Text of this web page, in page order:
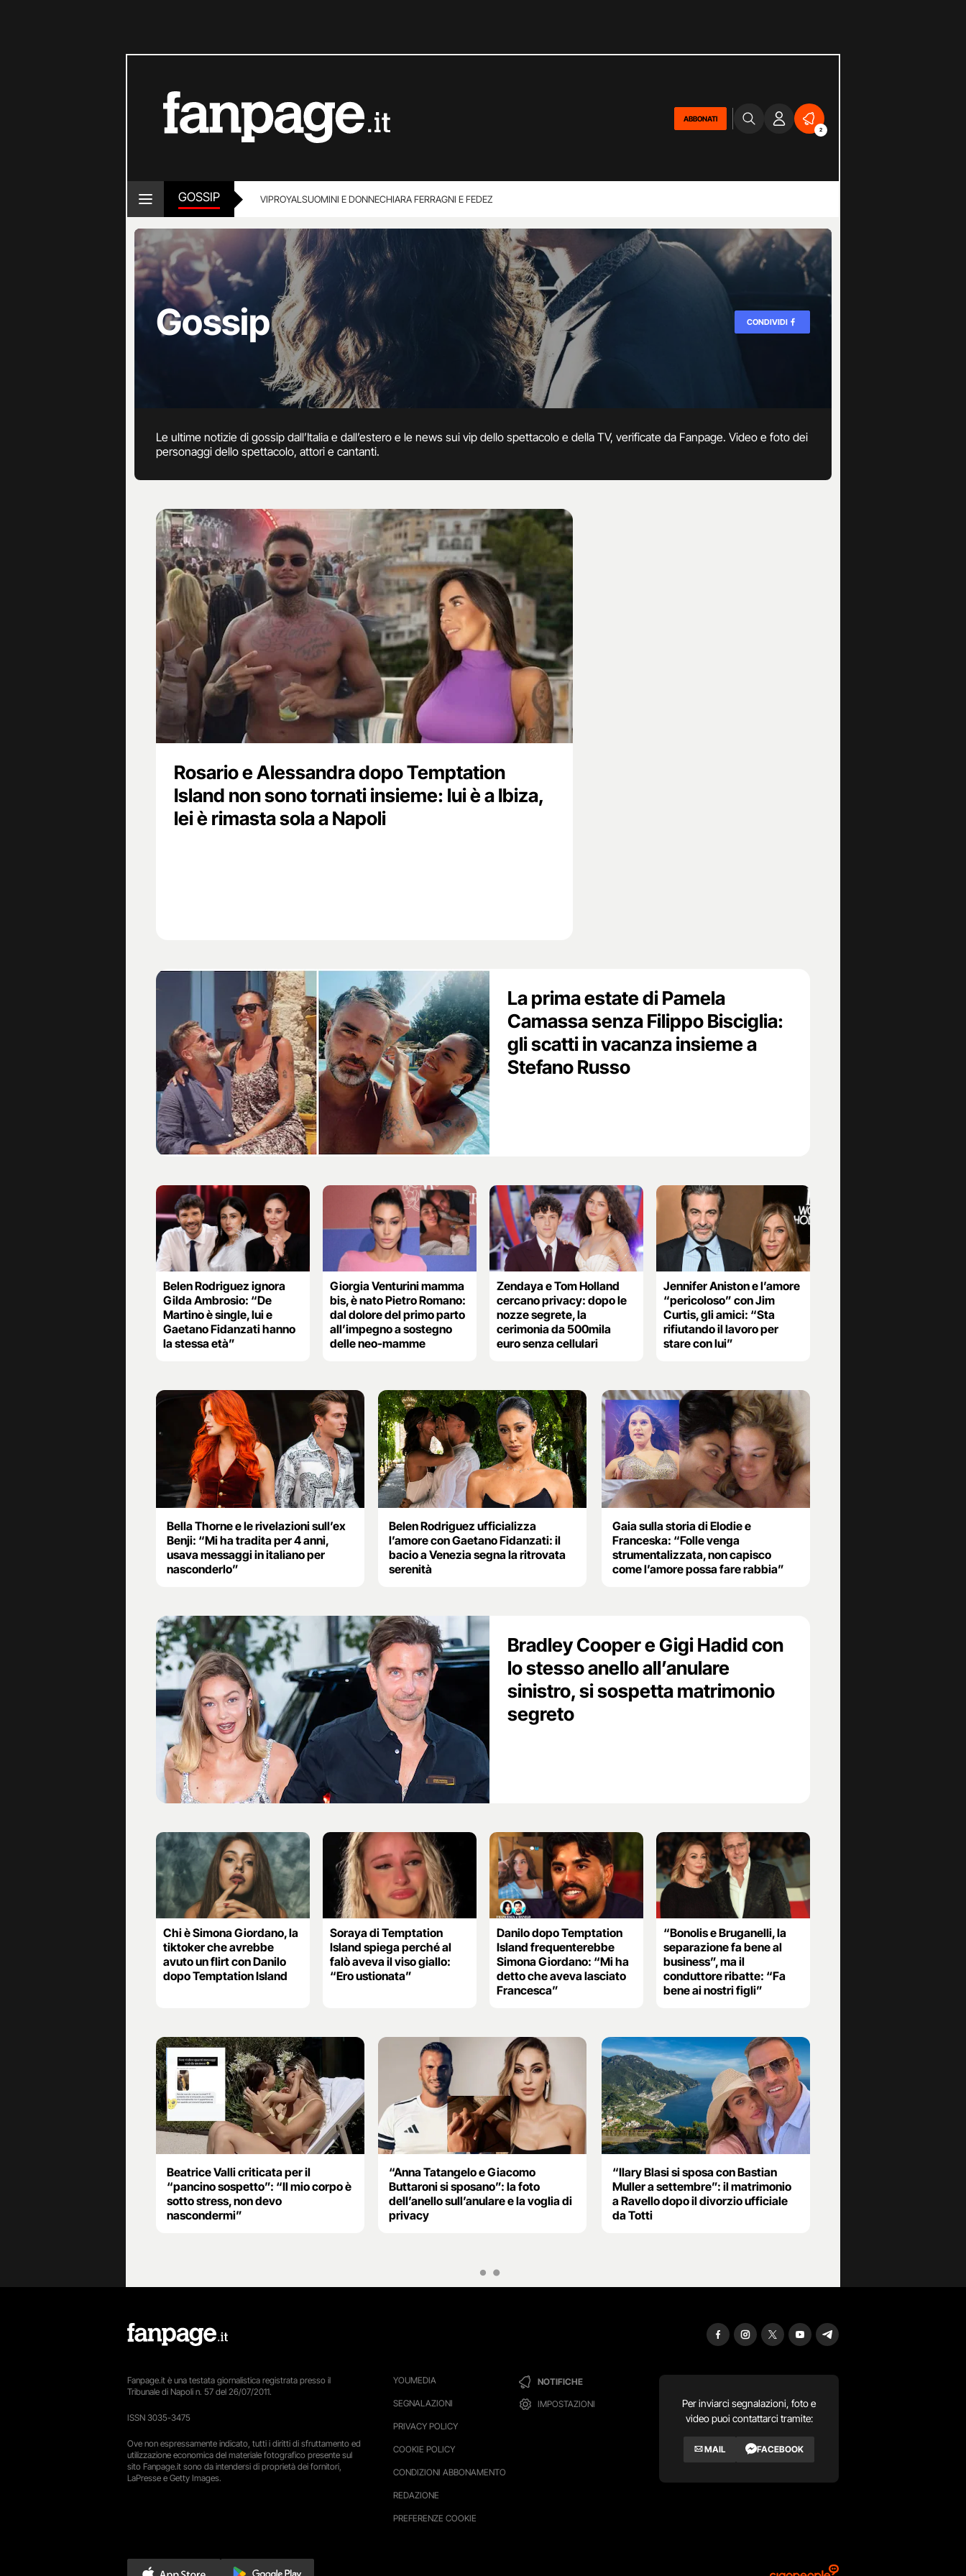
ABBONATI
2
GOSSIP VIPROYALSUOMINI E DONNECHIARA FERRAGNI E FEDEZ
Gossip CONDIVIDI
Le ultime notizie di gossip dall’Italia e dall’estero e le news sui vip dello spettacolo e della TV, verificate da Fanpage. Video e foto dei
personaggi dello spettacolo, attori e cantanti.
Rosario e Alessandra dopo Temptation
Island non sono tornati insieme: lui è a Ibiza,
lei è rimasta sola a Napoli
La prima estate di Pamela
Camassa senza Filippo Bisciglia:
gli scatti in vacanza insieme a
Stefano Russo
Belen Rodriguez ignora
Gilda Ambrosio: “De
Martino è single, lui e
Gaetano Fidanzati hanno
la stessa età”
Giorgia Venturini mamma
bis, è nato Pietro Romano:
dal dolore del primo parto
all’impegno a sostegno
delle neo-mamme
Zendaya e Tom Holland
cercano privacy: dopo le
nozze segrete, la
cerimonia da 500mila
euro senza cellulari
Jennifer Aniston e l’amore
“pericoloso” con Jim
Curtis, gli amici: “Sta
rifiutando il lavoro per
stare con lui”
Bella Thorne e le rivelazioni sull’ex
Benji: “Mi ha tradita per 4 anni,
usava messaggi in italiano per
nasconderlo”
Belen Rodriguez ufficializza
l’amore con Gaetano Fidanzati: il
bacio a Venezia segna la ritrovata
serenità
Gaia sulla storia di Elodie e
Franceska: “Folle venga
strumentalizzata, non capisco
come l’amore possa fare rabbia”
Bradley Cooper e Gigi Hadid con
lo stesso anello all’anulare
sinistro, si sospetta matrimonio
segreto
Chi è Simona Giordano, la
tiktoker che avrebbe
avuto un flirt con Danilo
dopo Temptation Island
Soraya di Temptation
Island spiega perché al
falò aveva il viso giallo:
“Ero ustionata”
Danilo dopo Temptation
Island frequenterebbe
Simona Giordano: “Mi ha
detto che aveva lasciato
Francesca”
“Bonolis e Bruganelli, la
separazione fa bene al
business”, ma il
conduttore ribatte: “Fa
bene ai nostri figli”
Beatrice Valli criticata per il
“pancino sospetto”: “Il mio corpo è
sotto stress, non devo
nascondermi”
“Anna Tatangelo e Giacomo
Buttaroni si sposano”: la foto
dell’anello sull’anulare e la voglia di
privacy
“Ilary Blasi si sposa con Bastian
Muller a settembre”: il matrimonio
a Ravello dopo il divorzio ufficiale
da Totti
YOUMEDIA
SEGNALAZIONI
PRIVACY POLICY
COOKIE POLICY
CONDIZIONI ABBONAMENTO
REDAZIONE
PREFERENZE COOKIE
NOTIFICHE
IMPOSTAZIONI
Per inviarci segnalazioni, foto e
video puoi contattarci tramite:
MAIL FACEBOOK
Fanpage.it è una testata giornalistica registrata presso il
Tribunale di Napoli n. 57 del 26/07/2011.
ISSN 3035-3475
Ove non espressamente indicato, tutti i diritti di sfruttamento ed
utilizzazione economica del materiale fotografico presente sul
sito Fanpage.it sono da intendersi di proprietà dei fornitori,
LaPresse e Getty Images.